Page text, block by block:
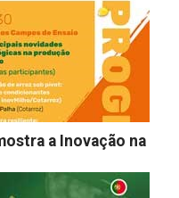
a Inovação na